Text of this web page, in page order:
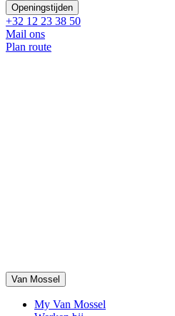
Openingstijden
+32 12 23 38 50
Mail ons
Plan route
Van Mossel
My Van Mossel